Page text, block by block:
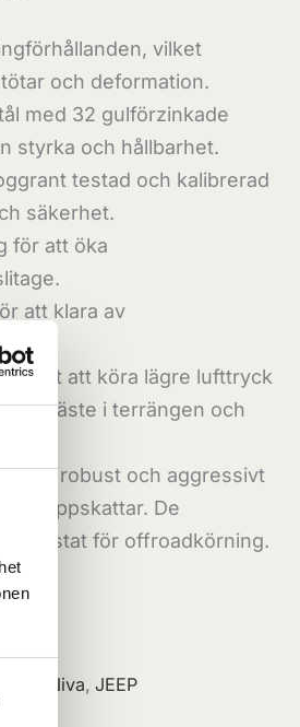
vilket
och deformation.
med 32 gulförzinkade
styrka och hållbarhet.
testad och kalibrerad
säkerhet.
för att öka
att klara av
att köra lägre lufttryck
fäste i terrängen och
ett robust och aggressivt
uppskattar. De
utrustat för offroadkörning.
Lada Niva,JEEP